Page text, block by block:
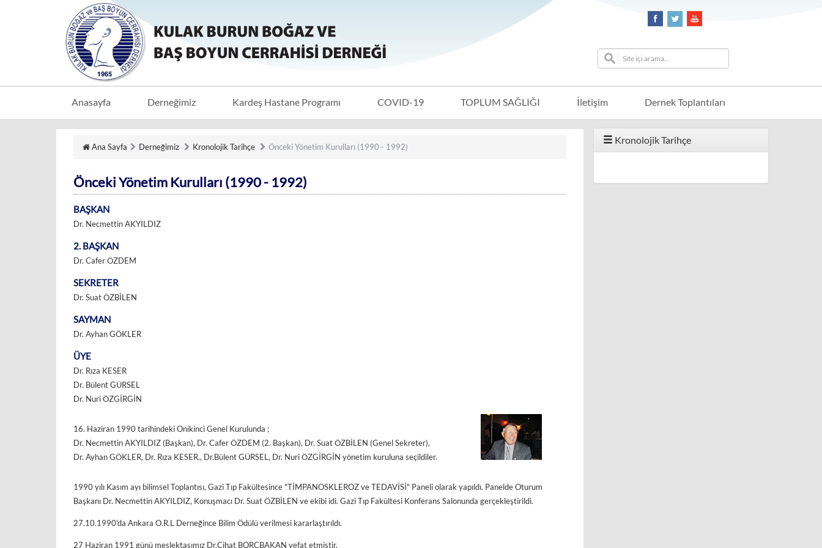
Anasayfa Derneğimiz Kardeş Hastane Programı COVID-19 TOPLUM SAĞLIĞI İletişim Dernek Toplantıları
Ana Sayfa Derneğimiz Kronolojik Tarihçe Önceki Yönetim Kurulları (1990 - 1992)
Önceki Yönetim Kurulları (1990 - 1992)
BAŞKAN
Dr. Necmettin AKYILDIZ
2. BAŞKAN
Dr. Cafer ÖZDEM
SEKRETER
Dr. Suat ÖZBİLEN
SAYMAN
Dr. Ayhan GÖKLER
ÜYE
Dr. Rıza KESER
Dr. Bülent GÜRSEL
Dr. Nuri ÖZGİRGİN
16. Haziran 1990 tarihindeki Onikinci Genel Kurulunda ;
Dr. Necmettin AKYILDIZ (Başkan), Dr. Cafer ÖZDEM (2. Başkan), Dr. Suat ÖZBİLEN (Genel Sekreter),
Dr. Ayhan GÖKLER, Dr. Rıza KESER., Dr.Bülent GÜRSEL, Dr. Nuri ÖZGİRGİN yönetim kuruluna seçildiler.
1990 yılı Kasım ayı bilimsel Toplantısı, Gazi Tıp Fakültesince "TİMPANOSKLEROZ ve TEDAVİSİ" Paneli olarak yapıldı. Panelde Oturum
Başkanı Dr. Necmettin AKYILDIZ, Konuşmacı Dr. Suat ÖZBİLEN ve ekibi idi. Gazi Tıp Fakültesi Konferans Salonunda gerçekleştirildi.
27.10.1990'da Ankara O.R.L Derneğince Bilim Ödülü verilmesi kararlaştırıldı.
27 Haziran 1991 günü meslektaşımız Dr.Cihat BORÇBAKAN vefat etmiştir.
Kronolojik Tarihçe